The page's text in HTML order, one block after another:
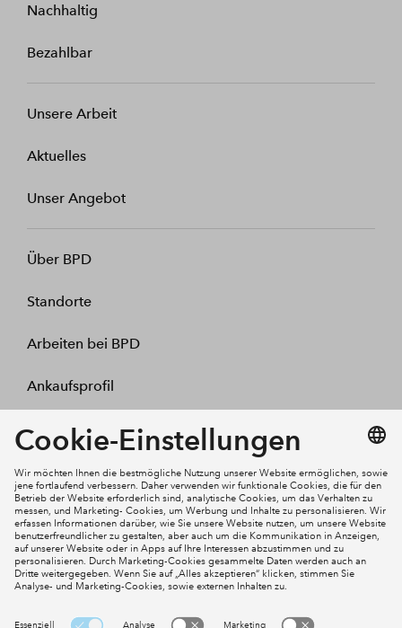
Nachhaltig
Bezahlbar
Unsere Arbeit
Aktuelles
Unser Angebot
Über BPD
Standorte
Arbeiten bei BPD
Ankaufsprofil
Kontakt
Mein Konto
Social Media